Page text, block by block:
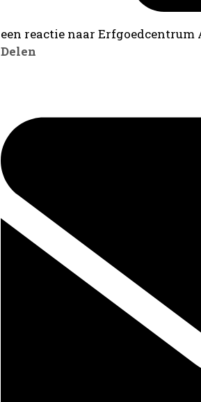
een reactie naar
Delen